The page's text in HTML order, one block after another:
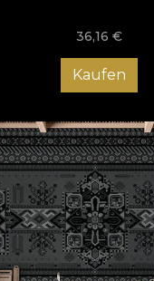
36,16 €
Kaufen